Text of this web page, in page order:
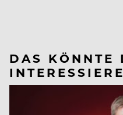
DAS KÖNNTE